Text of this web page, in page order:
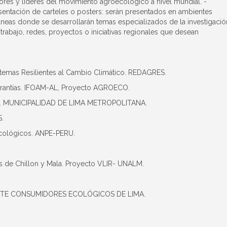
de carteles o posters: serán presentados en ambientes
donde se desarrollarán temas especializados de la
redes, proyectos o iniciativas regionales que desean
Resilientes al Cambio Climático. REDAGRES.
IFOAM-AL, Proyecto AGROECO.
DE LIMA METROPOLITANA.
ANPE-PERU.
Chillon y Mala. Proyecto VLIR- UNALM.
ECOLÓGICOS DE LIMA.